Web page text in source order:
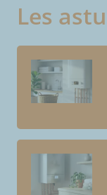
Les